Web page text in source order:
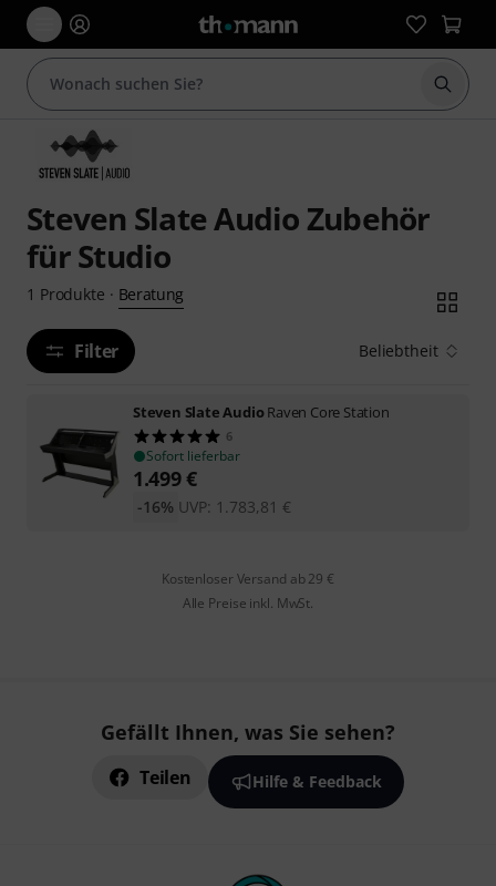
Suche
Steven Slate Audio Zubehör
für Studio
1 Produkte · Beratung
Filter Beliebtheit
Steven Slate AudioRaven Core Station
6
Sofort lieferbar
1.499€
UVP: 1.783,81 €
-16%
Kostenloser Versand ab 29 €
Alle Preise inkl. MwSt.
Gefällt Ihnen, was Sie sehen?
Teilen Hilfe & Feedback